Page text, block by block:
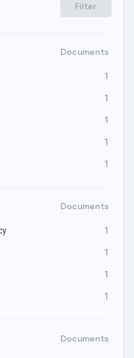
Filter
Documents
1
1
1
1
1
Documents
1
1
1
1
Documents